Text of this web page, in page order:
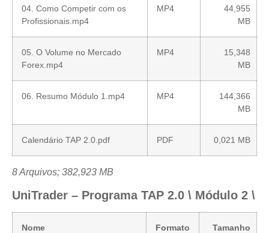
04. Como Competir com os
Profissionais.mp4
MP4
44,955
MB
05. O Volume no Mercado
Forex.mp4
MP4
15,348
MB
06. Resumo Módulo 1.mp4 MP4
144,366
MB
Calendário TAP 2.0.pdf PDF 0,021 MB
8 Arquivos; 382,923 MB
UniTrader – Programa TAP 2.0 \ Módulo 2 \
Nome Formato Tamanho